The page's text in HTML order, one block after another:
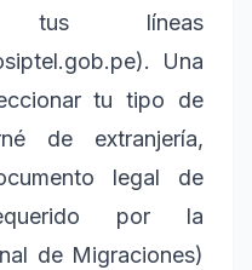
tus líneas
Una
tu tipo de
de extranjería,
legal de
por la
de Migraciones)